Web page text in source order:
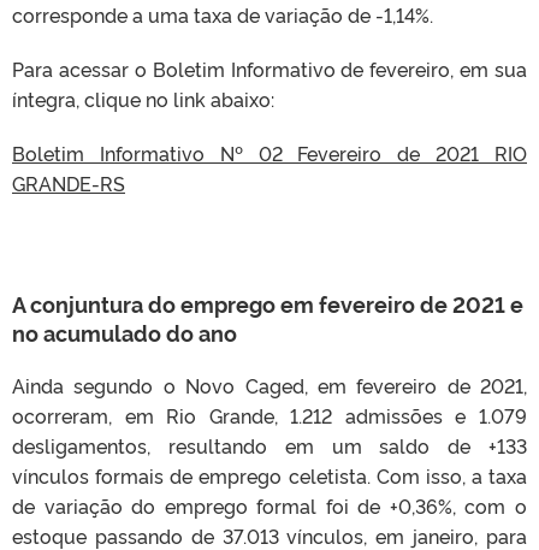
corresponde a uma taxa de variação de -1,14%.
Para acessar o Boletim Informativo de fevereiro, em sua
íntegra, clique no link abaixo:
Boletim Informativo Nº 02 Fevereiro de 2021 RIO
GRANDE-RS
A conjuntura do emprego em fevereiro de 2021 e
no acumulado do ano
Ainda segundo o Novo Caged, em fevereiro de 2021,
ocorreram, em Rio Grande, 1.212 admissões e 1.079
desligamentos, resultando em um saldo de +133
vínculos formais de emprego celetista. Com isso, a taxa
de variação do emprego formal foi de +0,36%, com o
estoque passando de 37.013 vínculos, em janeiro, para